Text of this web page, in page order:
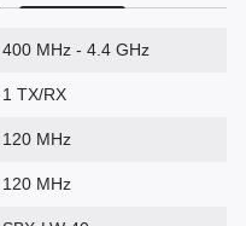
400 MHz - 4.4 GHz
1 TX/RX
120 MHz
120 MHz